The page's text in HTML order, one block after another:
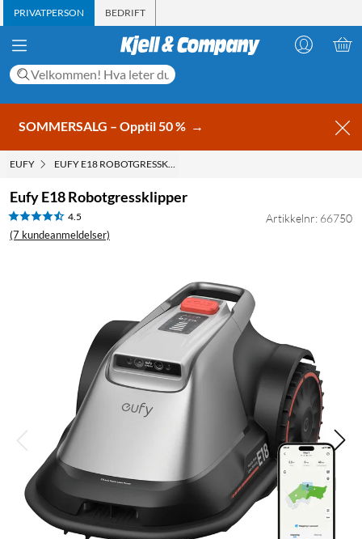
PRIVATPERSON BEDRIFT
SOMMERSALG – Opptil 50 % →
EUFY EUFY E18 ROBOTGRESSKLIPPER
Eufy E18 Robotgressklipper
4.5
(7 kundeanmeldelser)
Artikkelnr: 66750